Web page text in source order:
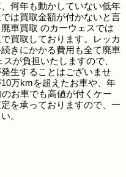
何年も動かしていない低年
は買取金額が付かないと言
廃車買取 のカーウェスでは
買取しております。レッカ
きにかかる費用も全て廃車
が負担いたしますので、
生することはございませ
万kmを超えたお車や、年
お車でも高値が付くケー
を承っておりますので、一
。